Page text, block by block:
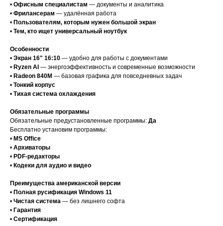
• Офисным специалистам — документы и аналитика
• Фрилансерам — удалённая работа
• Пользователям, которым нужен большой экран
• Тем, кто ищет универсальный ноутбук
Особенности
• Экран 16" 16:10 — удобно для работы с документами
• Ryzen AI — энергоэффективность и современные возможности
• Radeon 840M — базовая графика для повседневных задач
• Тонкий корпус
• Тихая система охлаждения
Обязательные программы
Обязательные предустановленные программы: Да
Бесплатно установим программы:
• MS Office
• Архиваторы
• PDF-редакторы
• Кодеки для аудио и видео
Преимущества американской версии
• Полная русификация Windows 11
• Чистая система — без лишнего софта
• Гарантия
• Сертификация